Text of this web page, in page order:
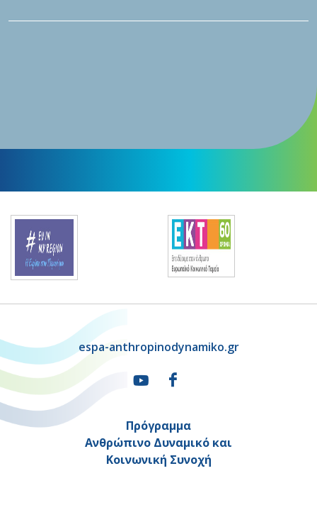
espa-anthropinodynamiko.gr
Πρόγραμμα
Ανθρώπινο Δυναμικό και
Κοινωνική Συνοχή